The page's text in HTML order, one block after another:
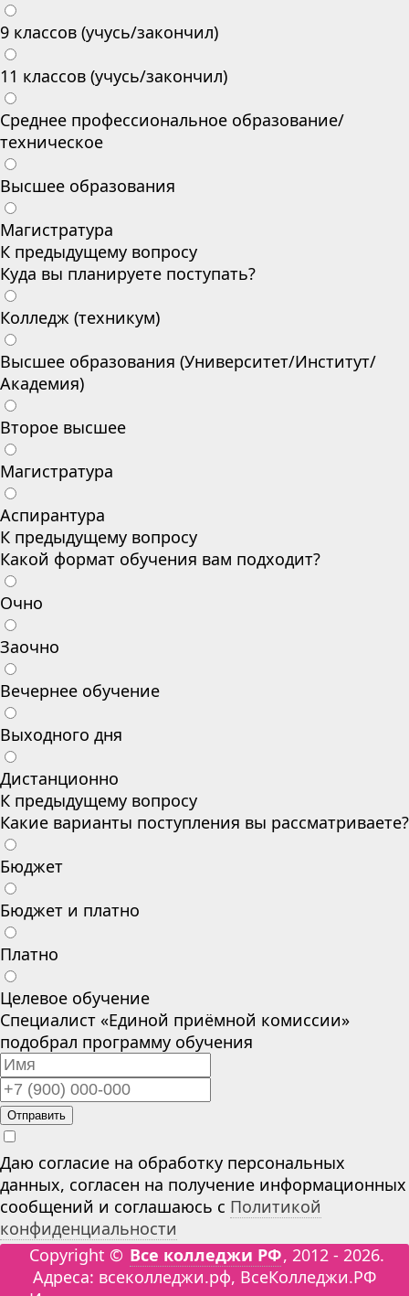
9 классов (учусь/закончил)
11 классов (учусь/закончил)
Среднее профессиональное образование/
техническое
Высшее образования
Магистратура
К предыдущему вопросу
Куда вы планируете поступать?
Колледж (техникум)
Высшее образования (Университет/Институт/
Академия)
Второе высшее
Магистратура
Аспирантура
К предыдущему вопросу
Какой формат обучения вам подходит?
Очно
Заочно
Вечернее обучение
Выходного дня
Дистанционно
К предыдущему вопросу
Какие варианты поступления вы рассматриваете?
Бюджет
Бюджет и платно
Платно
Целевое обучение
Специалист «Единой приёмной комиссии»
подобрал программу обучения
Отправить
Даю согласие на обработку персональных
данных, согласен на получение информационных
сообщений и соглашаюсь с Политикой
конфиденциальности
Copyright © Все колледжи РФ, 2012 - 2026.
Адреса: всеколледжи.рф, ВсеКолледжи.РФ